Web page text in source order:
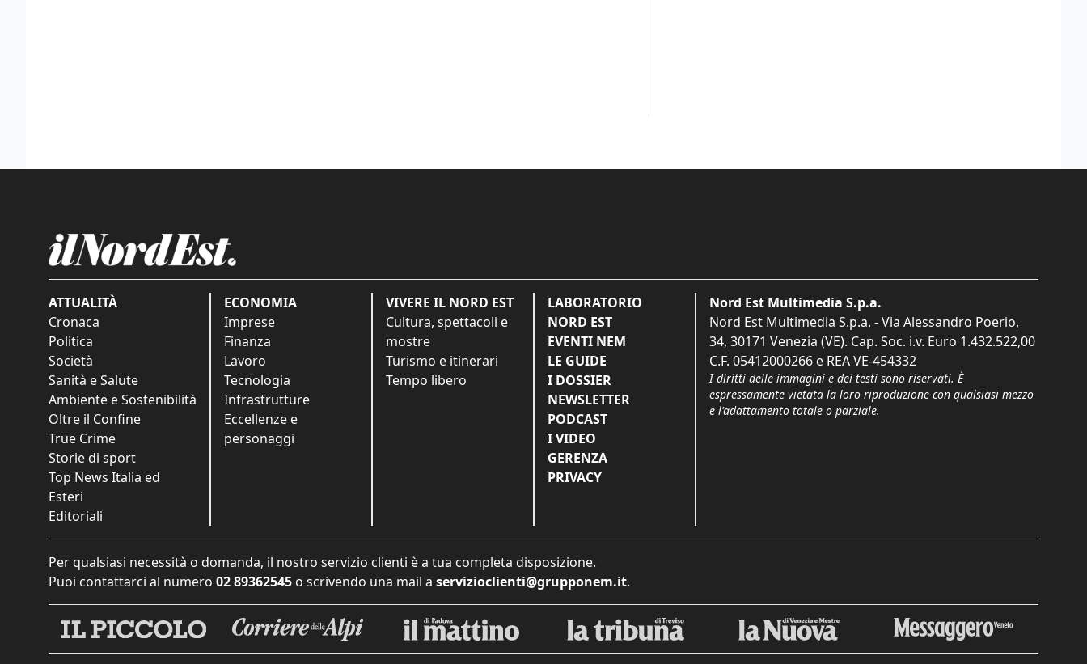
ATTUALITÀ
Cronaca
Politica
Società
Sanità e Salute
Ambiente e Sostenibilità
Oltre il Confine
True Crime
Storie di sport
Top News Italia ed
Esteri
Editoriali
ECONOMIA
Imprese
Finanza
Lavoro
Tecnologia
Infrastrutture
Eccellenze e
personaggi
VIVERE IL NORD EST
Cultura, spettacoli e
mostre
Turismo e itinerari
Tempo libero
LABORATORIO
NORD EST
EVENTI NEM
LE GUIDE
I DOSSIER
NEWSLETTER
PODCAST
I VIDEO
GERENZA
PRIVACY
Nord Est Multimedia S.p.a.
Nord Est Multimedia S.p.a. - Via Alessandro Poerio,
34, 30171 Venezia (VE). Cap. Soc. i.v. Euro 1.432.522,00
C.F. 05412000266 e REA VE-454332
I diritti delle immagini e dei testi sono riservati. È
espressamente vietata la loro riproduzione con qualsiasi mezzo
e l'adattamento totale o parziale.
Per qualsiasi necessità o domanda, il nostro servizio clienti è a tua completa disposizione.
Puoi contattarci al numero 02 89362545 o scrivendo una mail a servizioclienti@grupponem.it.